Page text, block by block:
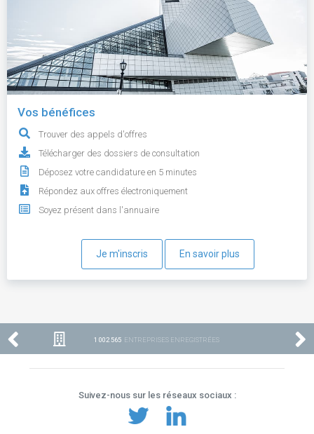
Vos bénéfices
Trouver des appels d'offres
Télécharger des dossiers de consultation
Déposez votre candidature en 5 minutes
Répondez aux offres électroniquement
Soyez présent dans l'annuaire
Je m'inscris En savoir plus
1 002 565 ENTREPRISES ENREGISTRÉES
Suivez-nous sur les réseaux sociaux :